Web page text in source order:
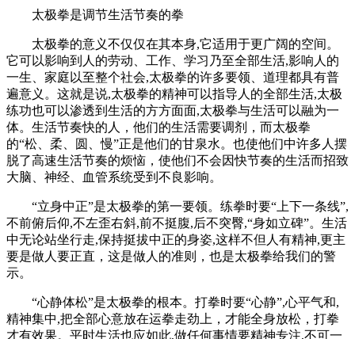
太极拳是调节生活节奏的拳
太极拳的意义不仅仅在其本身,它适用于更广阔的空间。
它可以影响到人的劳动、工作、学习乃至全部生活,影响人的
一生、家庭以至整个社会,太极拳的许多要领、道理都具有普
遍意义。这就是说,太极拳的精神可以指导人的全部生活,太极
练功也可以渗透到生活的方方面面,太极拳与生活可以融为一
体。生活节奏快的人，他们的生活需要调剂，而太极拳
的“松、柔、圆、慢”正是他们的甘泉水。也使他们中许多人摆
脱了高速生活节奏的烦恼，使他们不会因快节奏的生活而招致
大脑、神经、血管系统受到不良影响。
“立身中正”是太极拳的第一要领。练拳时要“上下一条线”,
不前俯后仰,不左歪右斜,前不挺腹,后不突臀,“身如立碑”。生活
中无论站坐行走,保持挺拔中正的身姿,这样不但人有精神,更主
要是做人要正直，这是做人的准则，也是太极拳给我们的警
示。
“心静体松”是太极拳的根本。打拳时要“心静”,心平气和,
精神集中,把全部心意放在运拳走劲上，才能全身放松，打拳
才有效果。平时生活也应如此,做任何事情要精神专注,不可一